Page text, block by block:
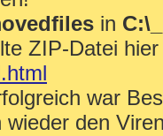
in
ZIP-Datei
war
wieder den